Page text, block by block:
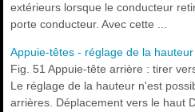
extérieurs lorsque le conducteur
porte conducteur. Avec cette ...
Appuie-têtes - réglage de la hauteur
Fig. 51 Appuie-tête arrière : tirer
Le réglage de la hauteur n'est
arrières. Déplacement vers le haut